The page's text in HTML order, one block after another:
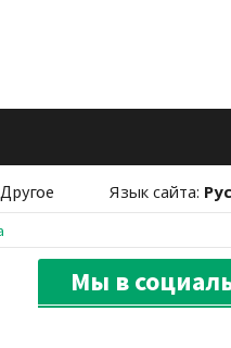
Другое Язык сайта:
Мы в